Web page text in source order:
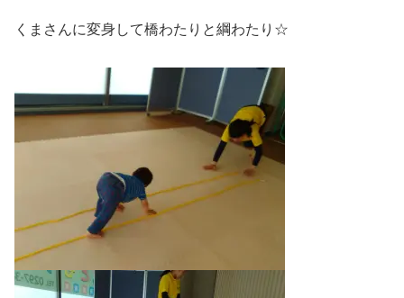
くまさんに変身して橋わたりと綱わたり☆